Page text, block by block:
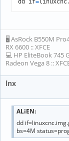
dd if=
🖥 AsRock B550M
RX 6600 :: XFCE
💻 HP EliteBook 745
Radeon Vega 8 ::
lnx
ALiEN:
dd
bs=4M